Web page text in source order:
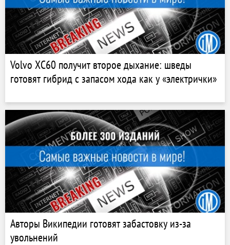
Volvo XC60 получит второе дыхание: шведы
готовят гибрид с запасом хода как у «электрички»
Авторы Википедии готовят забастовку из-за
увольнений